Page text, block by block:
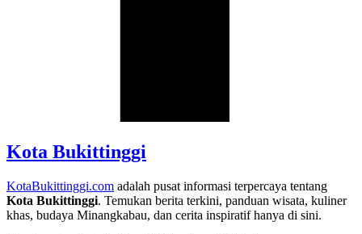
Kota Bukittinggi
KotaBukittinggi.com adalah pusat informasi terpercaya tentang
Kota Bukittinggi. Temukan berita terkini, panduan wisata, kuliner
khas, budaya Minangkabau, dan cerita inspiratif hanya di sini.